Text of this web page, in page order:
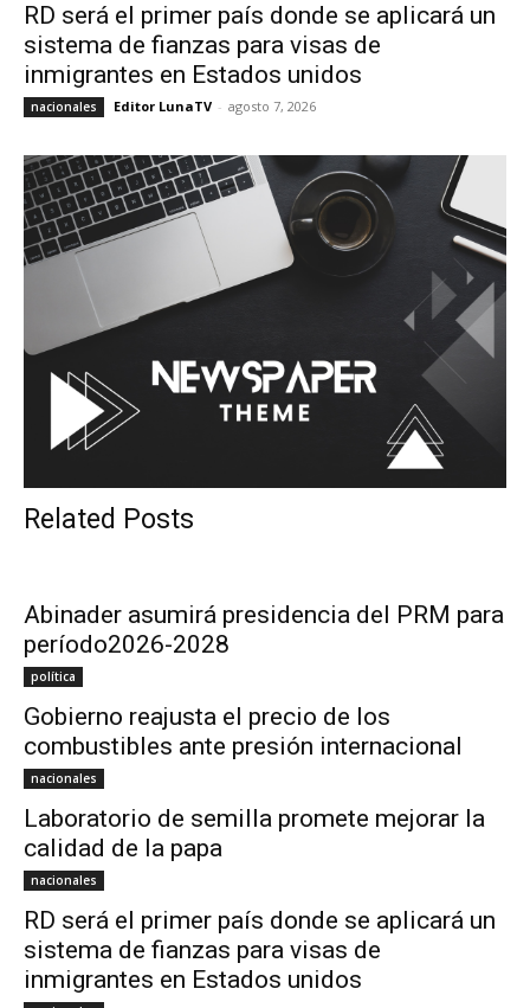
RD será el primer país donde se aplicará un
sistema de fianzas para visas de
inmigrantes en Estados unidos
nacionales Editor LunaTV - agosto 7, 2026
Related Posts
Abinader asumirá presidencia del PRM para
período2026-2028
política
Gobierno reajusta el precio de los
combustibles ante presión internacional
nacionales
Laboratorio de semilla promete mejorar la
calidad de la papa
nacionales
RD será el primer país donde se aplicará un
sistema de fianzas para visas de
inmigrantes en Estados unidos